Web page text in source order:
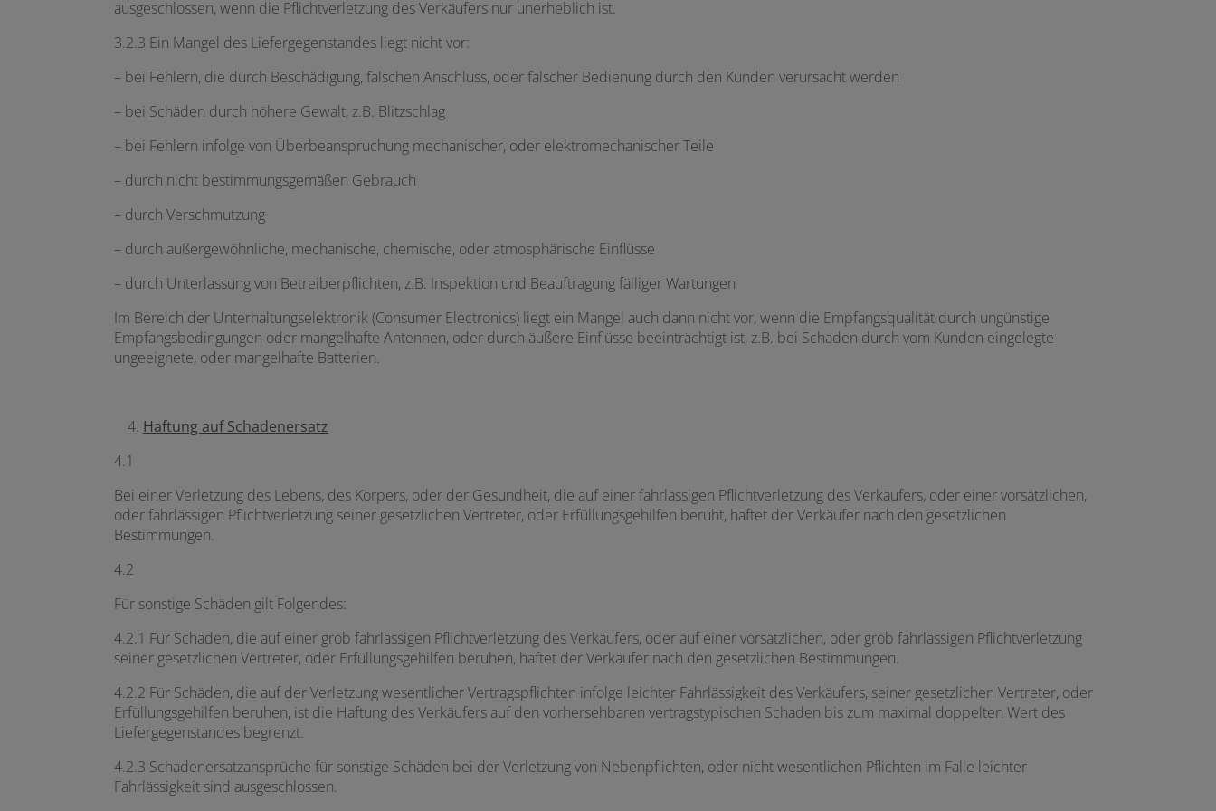
ausgeschlossen, wenn die Pflichtverletzung des Verkäufers nur unerheblich ist.
3.2.3 Ein Mangel des Liefergegenstandes liegt nicht vor:
– bei Fehlern, die durch Beschädigung, falschen Anschluss, oder falscher Bedienung durch den Kunden verursacht werden
– bei Schäden durch höhere Gewalt, z.B. Blitzschlag
– bei Fehlern infolge von Überbeanspruchung mechanischer, oder elektromechanischer Teile
– durch nicht bestimmungsgemäßen Gebrauch
– durch Verschmutzung
– durch außergewöhnliche, mechanische, chemische, oder atmosphärische Einflüsse
– durch Unterlassung von Betreiberpflichten, z.B. Inspektion und Beauftragung fälliger Wartungen
Im Bereich der Unterhaltungselektronik (Consumer Electronics) liegt ein Mangel auch dann nicht vor, wenn die Empfangsqualität durch ungünstige
Empfangsbedingungen oder mangelhafte Antennen, oder durch äußere Einflüsse beeinträchtigt ist, z.B. bei Schaden durch vom Kunden eingelegte
ungeeignete, oder mangelhafte Batterien.
Haftung auf Schadenersatz
4.1
Bei einer Verletzung des Lebens, des Körpers, oder der Gesundheit, die auf einer fahrlässigen Pflichtverletzung des Verkäufers, oder einer vorsätzlichen,
oder fahrlässigen Pflichtverletzung seiner gesetzlichen Vertreter, oder Erfüllungsgehilfen beruht, haftet der Verkäufer nach den gesetzlichen
Bestimmungen.
4.2
Für sonstige Schäden gilt Folgendes:
4.2.1 Für Schäden, die auf einer grob fahrlässigen Pflichtverletzung des Verkäufers, oder auf einer vorsätzlichen, oder grob fahrlässigen Pflichtverletzung
seiner gesetzlichen Vertreter, oder Erfüllungsgehilfen beruhen, haftet der Verkäufer nach den gesetzlichen Bestimmungen.
4.2.2 Für Schäden, die auf der Verletzung wesentlicher Vertragspflichten infolge leichter Fahrlässigkeit des Verkäufers, seiner gesetzlichen Vertreter, oder
Erfüllungsgehilfen beruhen, ist die Haftung des Verkäufers auf den vorhersehbaren vertragstypischen Schaden bis zum maximal doppelten Wert des
Liefergegenstandes begrenzt.
4.2.3 Schadenersatzansprüche für sonstige Schäden bei der Verletzung von Nebenpflichten, oder nicht wesentlichen Pflichten im Falle leichter
Fahrlässigkeit sind ausgeschlossen.